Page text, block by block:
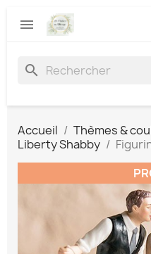

search
Accueil Thèmes &
Liberty Shabby